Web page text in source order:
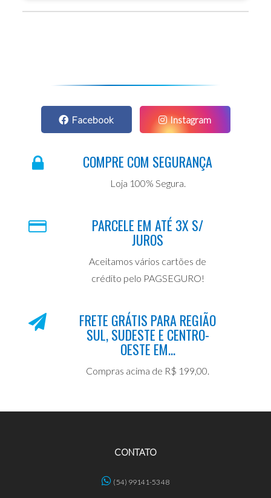
Facebook Instagram
COMPRE COM SEGURANÇA
Loja 100% Segura.
PARCELE EM ATÉ 3X S/
JUROS
Aceitamos vários cartões de
crédito pelo PAGSEGURO!
FRETE GRÁTIS PARA REGIÃO
SUL, SUDESTE E CENTRO-
OESTE EM...
Compras acima de R$ 199,00.
CONTATO
(54) 99141-5348